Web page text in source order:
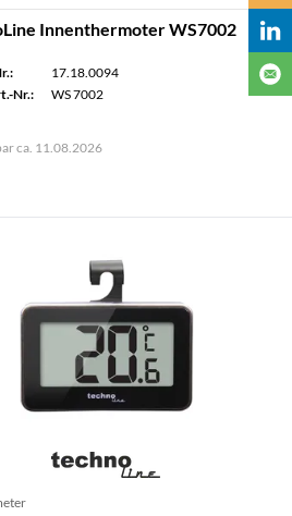
Innenthermoter WS7002
17.18.0094
Nr.:
WS 7002
ca. 11.08.2026